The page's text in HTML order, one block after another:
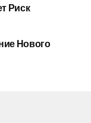
Риск
Нового